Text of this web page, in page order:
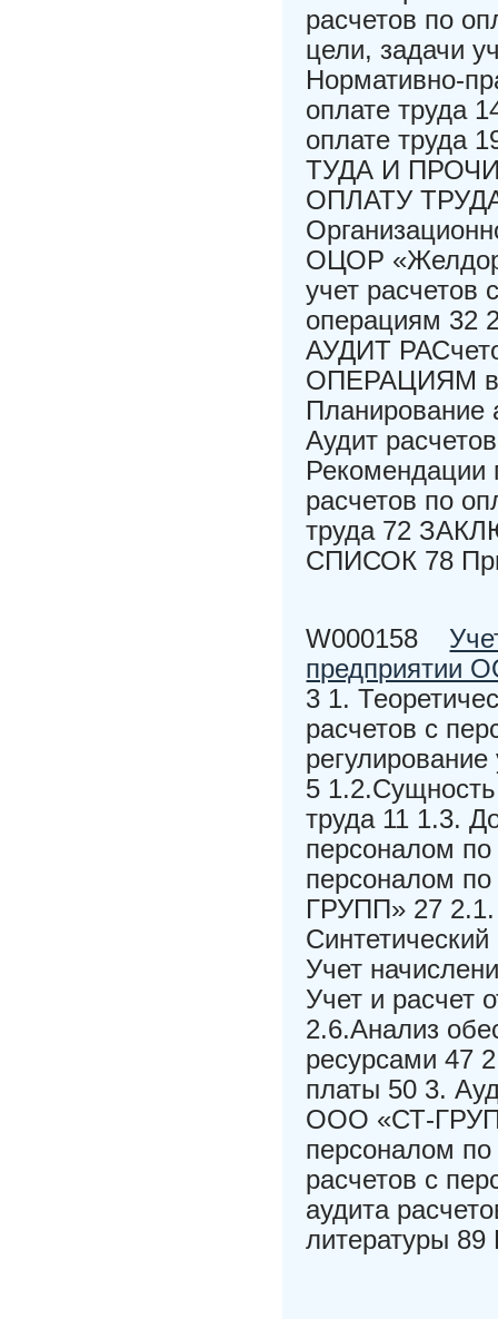
расчетов по
цели, задачи
Нормативно-
оплате труда
оплате
ТУДА И
ОПЛАТУ
ОЦОР
учет расчетов
операциям 32
АУДИТ
ОПЕРАЦИЯМ в
Планирование
Аудит
Рекомендации
расчетов по
труда 72
СПИСОК 78
W000158
предприятии
3 1.
расчетов с
5
труда 11 1.3.
персоналом по
персоналом
ГРУПП» 27 2.1.
Учет
Учет и расчет
2.6.Анализ
ресурсами 47
платы 50 3.
ООО «СТ-
персоналом
расчетов с
аудита
литературы 89